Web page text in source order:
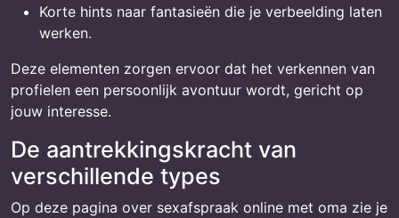
Korte hints naar fantasieën die je verbeelding laten
werken.
Deze elementen zorgen ervoor dat het verkennen van
profielen een persoonlijk avontuur wordt, gericht op
jouw interesse.
De aantrekkingskracht van
verschillende types
Op deze pagina over sexafspraak online met oma zie je